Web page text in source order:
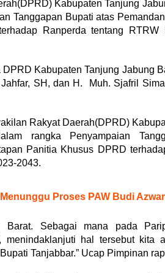
Kabupaten Tanjung
Tanggapan Bupati atas
Ranperda tentang RTRW
Kabupaten Tanjung Jabung
SH, dan H. Muh. Sjafril
Rakyat Daerah(DPRD)
rangka Penyampaian
Panitia Khusus DPRD
2043.
Proses PAW Budi Azwar
Sebagai mana pada
hal tersebut kita
Tanjabbar.” Ucap Pimpinan